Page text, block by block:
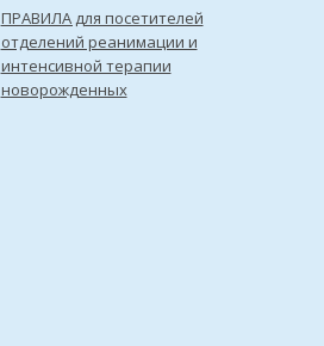
ПРАВИЛА для посетителей
отделений реанимации и
интенсивной терапии
новорожденных